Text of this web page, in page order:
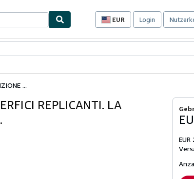
EUR
Seite
Einkaufseinstellungen.
Login
...
REPLICANTI. LA